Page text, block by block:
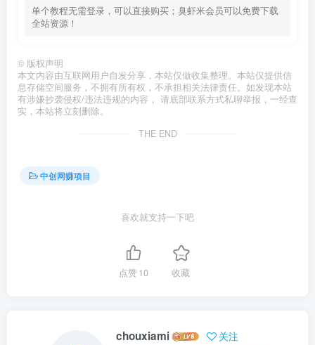
单个教程无需登录，可以直接购买；臭虾米会员可以免费下载
全站资源！
© 版权声明
本文内容由互联网用户自发分享，本站仅做收集整理。本站仅提供信
息存储空间服务，不拥有所有权，不承担相关法律责任。如发现本站
有涉嫌抄袭侵权/违法违规的内容， 请底部联系方式私聊举报，一经查
实，本站将立刻删除。
THE END
中创网赚项目
喜欢就支持一下吧
点赞10 收藏
chouxiami 关注